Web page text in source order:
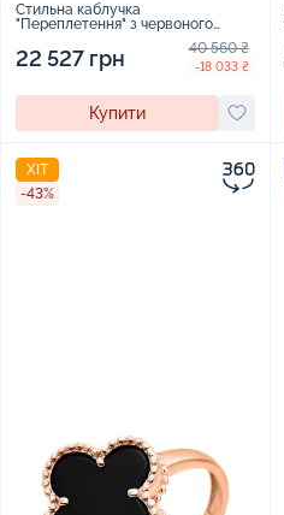
Стильна каблучка
"Переплетення" з червоного
золота з фіанітами - 1879193
22 527 грн 40 560 ₴
-18 033 ₴
Купити
ХІТ
-43%